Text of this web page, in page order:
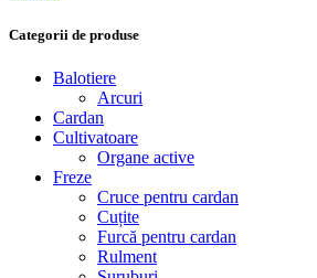
Categorii de produse
Balotiere
Arcuri
Cardan
Cultivatoare
Organe active
Freze
Cruce pentru cardan
Cuțite
Furcă pentru cardan
Rulment